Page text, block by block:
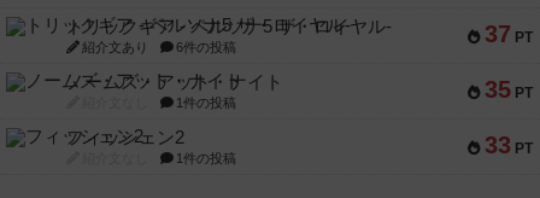
37 PT
トリックギア - ペルソナ5 ザ・ロイヤル-
紹介文あり 6件の投稿
35 PT
ノームズ・アット・ナイト
1件の投稿
33 PT
フィッシェン2
1件の投稿